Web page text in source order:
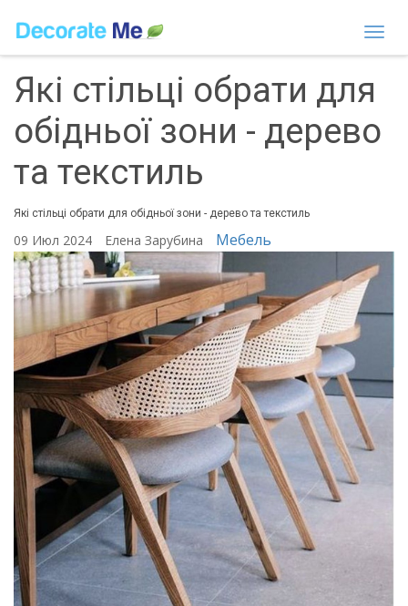
Які стільці обрати для
обідньої зони - дерево
та текстиль
Які стільці обрати для обідньої зони - дерево та текстиль
09 Июл 2024 Елена Зарубина Мебель